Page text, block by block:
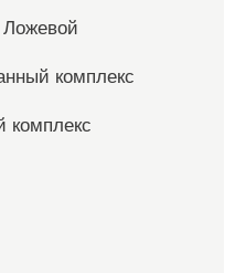
комплекс
комплекс